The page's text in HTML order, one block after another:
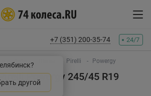
другой
+7 (351) 200-35-74 24/7
дисков Pirelli Powergy
Powergy 245/45 R19